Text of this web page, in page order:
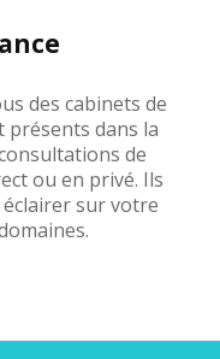
des cabinets de
présents dans la
de
ou en privé. Ils
sur votre